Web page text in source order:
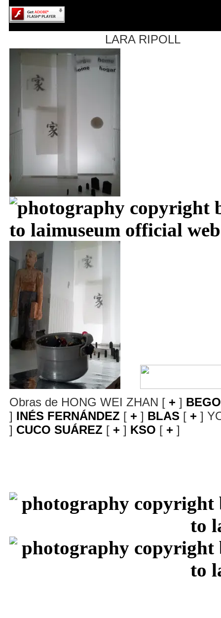
LARA RIPOLL
Obras de HONG WEI ZHAN [ + ]
] INÉS FERNÁNDEZ [ + ] BLAS [ + ]
] CUCO SUÁREZ [ + ] KSO [ + ]